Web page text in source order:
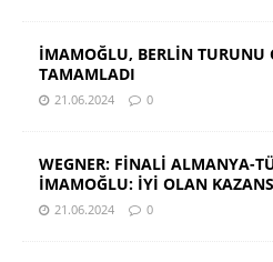
İMAMOĞLU, BERLİN TURUNU
TAMAMLADI
21.06.2024 0
WEGNER: FİNALİ ALMANYA-
İMAMOĞLU: İYİ OLAN
21.06.2024 0